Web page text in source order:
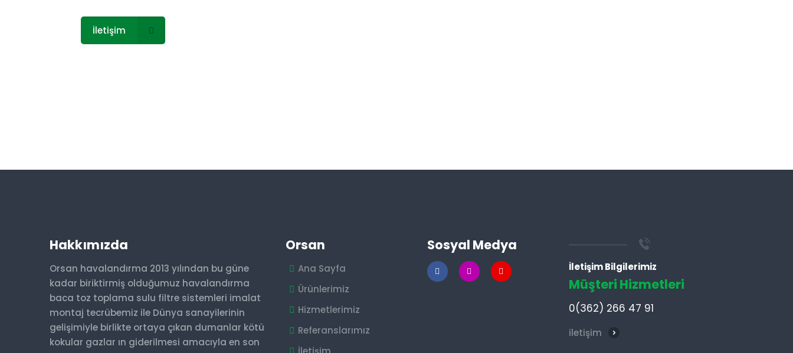
İletişim
Hakkımızda
Orsan havalandırma 2013 yılından bu güne
kadar biriktirmiş olduğumuz havalandırma
baca toz toplama sulu filtre sistemleri imalat
montaj tecrübemiz ile Dünya sanayilerinin
gelişimiyle birlikte ortaya çıkan dumanlar kötü
kokular gazlar ın giderilmesi amacıyla en son
Orsan
Ana Sayfa
Ürünlerimiz
Hizmetlerimiz
Referanslarımız
Sosyal Medya
İletişim Bilgilerimiz
Müşteri Hizmetleri
0(362) 266 47 91
iletişim